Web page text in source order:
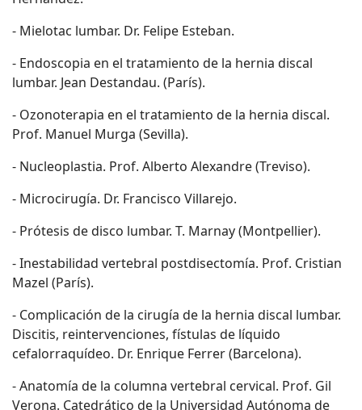
- Mielotac lumbar. Dr. Felipe Esteban.
- Endoscopia en el tratamiento de la hernia discal
lumbar. Jean Destandau. (París).
- Ozonoterapia en el tratamiento de la hernia discal.
Prof. Manuel Murga (Sevilla).
- Nucleoplastia. Prof. Alberto Alexandre (Treviso).
- Microcirugía. Dr. Francisco Villarejo.
- Prótesis de disco lumbar. T. Marnay (Montpellier).
- Inestabilidad vertebral postdisectomía. Prof. Cristian
Mazel (París).
- Complicación de la cirugía de la hernia discal lumbar.
Discitis, reintervenciones, fístulas de líquido
cefalorraquídeo. Dr. Enrique Ferrer (Barcelona).
- Anatomía de la columna vertebral cervical. Prof. Gil
Verona. Catedrático de la Universidad Autónoma de